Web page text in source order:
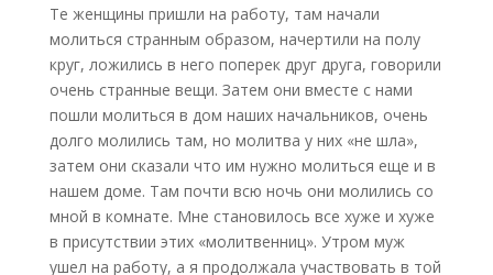
Те женщины пришли на работу, там начали
молиться странным образом, начертили на полу
круг, ложились в него поперек друг друга, говорили
очень странные вещи. Затем они вместе с нами
пошли молиться в дом наших начальников, очень
долго молились там, но молитва у них «не шла»,
затем они сказали что им нужно молиться еще и в
нашем доме. Там почти всю ночь они молились со
мной в комнате. Мне становилось все хуже и хуже
в присутствии этих «молитвенниц». Утром муж
ушел на работу, а я продолжала участвовать в той